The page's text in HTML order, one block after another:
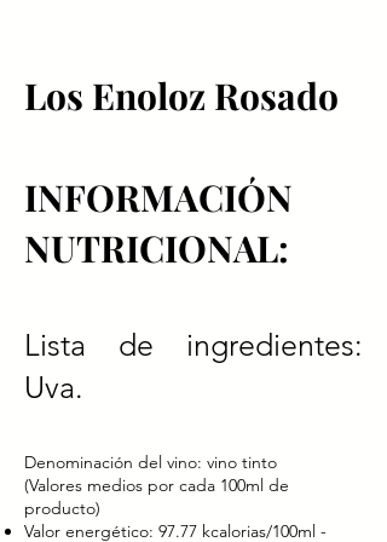
Los Enoloz Rosado
INFORMACIÓN
NUTRICIONAL:
Lista de ingredientes:
Uva.
Denominación del vino: vino tinto
(Valores medios por cada 100ml de
producto)
Valor energético: 97.77 kcalorias/100ml -